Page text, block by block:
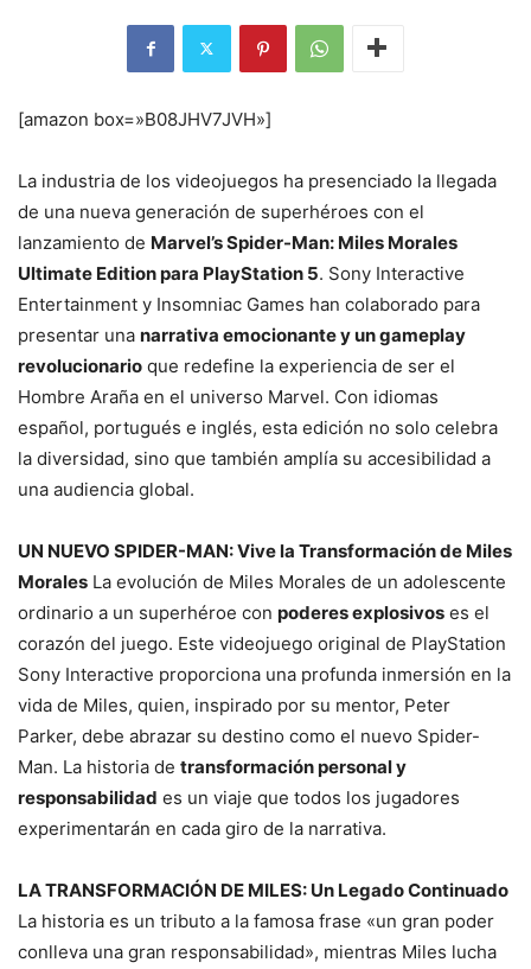
[amazon box=»B08JHV7JVH»]
La industria de los videojuegos ha presenciado la llegada
de una nueva generación de superhéroes con el
lanzamiento de Marvel’s Spider-Man: Miles Morales
Ultimate Edition para PlayStation 5. Sony Interactive
Entertainment y Insomniac Games han colaborado para
presentar una narrativa emocionante y un gameplay
revolucionario que redefine la experiencia de ser el
Hombre Araña en el universo Marvel. Con idiomas
español, portugués e inglés, esta edición no solo celebra
la diversidad, sino que también amplía su accesibilidad a
una audiencia global.
UN NUEVO SPIDER-MAN: Vive la Transformación de Miles
Morales La evolución de Miles Morales de un adolescente
ordinario a un superhéroe con poderes explosivos es el
corazón del juego. Este videojuego original de PlayStation
Sony Interactive proporciona una profunda inmersión en la
vida de Miles, quien, inspirado por su mentor, Peter
Parker, debe abrazar su destino como el nuevo Spider-
Man. La historia de transformación personal y
responsabilidad es un viaje que todos los jugadores
experimentarán en cada giro de la narrativa.
LA TRANSFORMACIÓN DE MILES: Un Legado Continuado
La historia es un tributo a la famosa frase «un gran poder
conlleva una gran responsabilidad», mientras Miles lucha